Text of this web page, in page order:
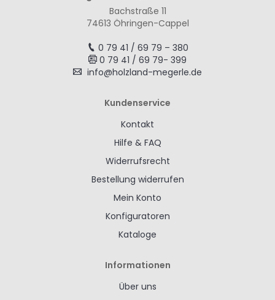
Bachstraße 11
74613 Öhringen-Cappel
0 79 41 / 69 79 – 380
0 79 41 / 69 79- 399
info@holzland-megerle.de
Kundenservice
Kontakt
Hilfe & FAQ
Widerrufsrecht
Bestellung widerrufen
Mein Konto
Konfiguratoren
Kataloge
Informationen
Über uns